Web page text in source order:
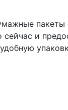
сейчас и